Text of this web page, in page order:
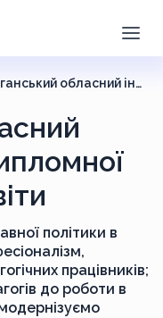
Луганський обласний інститут післядипломної педагогічної освіти
політики в
працівників;
до роботи в